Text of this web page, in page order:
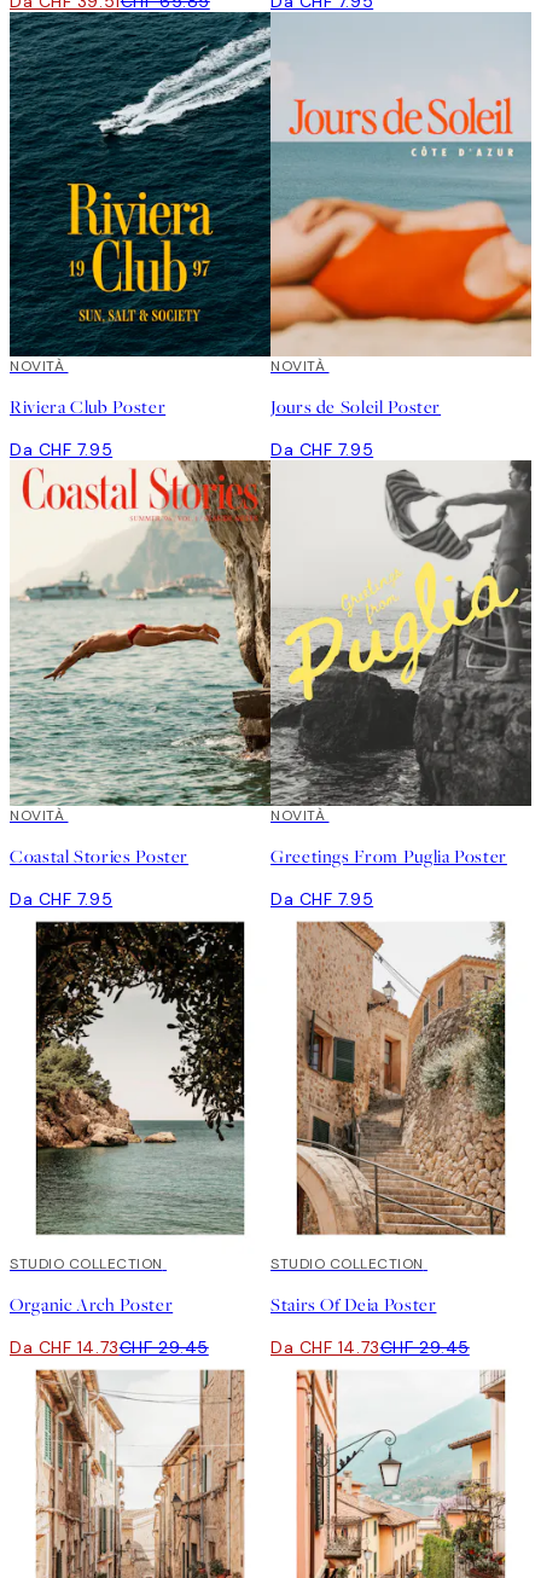
NOVITÀ
Riviera Club Poster
Da CHF 7.95
NOVITÀ
Jours de Soleil Poster
Da CHF 7.95
NOVITÀ
Coastal Stories Poster
Da CHF 7.95
NOVITÀ
Greetings From Puglia Poster
Da CHF 7.95
50%*
STUDIO COLLECTION
Organic Arch Poster
Da CHF 14.73CHF 29.45
50%*
STUDIO COLLECTION
Stairs Of Deia Poster
Da CHF 14.73CHF 29.45